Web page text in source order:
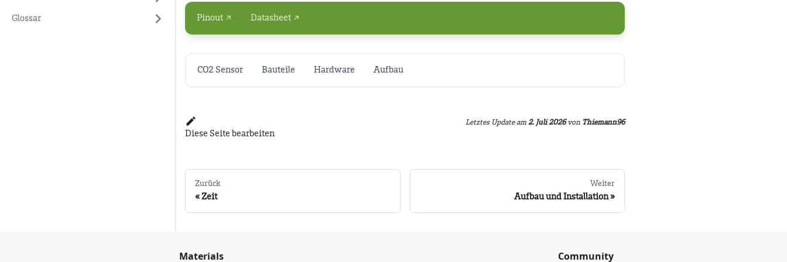
Glossar Pinout ↗ Datasheet ↗
CO2 Sensor Bauteile Hardware Aufbau
Diese Seite bearbeiten
Letztes Updateam 2. Juli 2026von Thiemann96
Zurück
Zeit
Weiter
Aufbau und Installation
Materials Community